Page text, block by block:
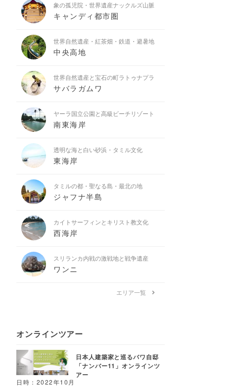
象の孤児院・世界遺産ナックルズ山脈
キャンディ都市圏
世界自然遺産・紅茶畑・鉄道・避暑地
中央高地
世界自然遺産と宝石の町ラトゥナプラ
サバラガムワ
ヤーラ国立公園と高級ビーチリゾート
南東海岸
透明な海と白い砂浜・タミル文化
東海岸
タミルの都・聖なる島・最北の地
ジャフナ半島
カイトサーフィンとキリスト教文化
西海岸
スリランカ内戦の激戦地と戦争遺産
ワンニ
エリア一覧
オンラインツアー
日本人建築家と巡るバワ自邸
「ナンバー11」オンラインツ
アー
日時：2022年10月